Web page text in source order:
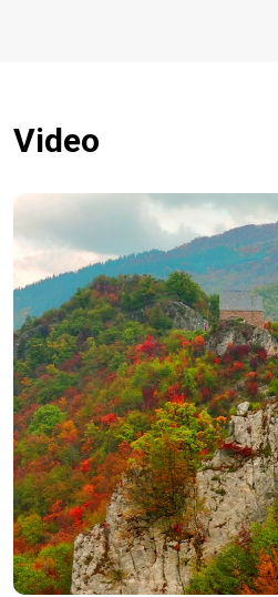
Video